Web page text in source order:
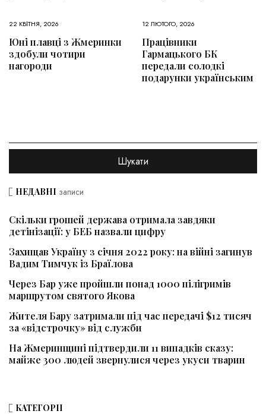
22 КВІТНЯ, 2026
Юні плавці з Жмеринки
здобули чотири
нагороди
12 ЛЮТОГО, 2026
Працівники
Гармацького БК
передали солодкі
подарунки українським
НЕДАВНІ записи
Скільки грошей держава отримала завдяки
детінізації: у БЕБ назвали цифру
Захищав Україну з січня 2022 року: на війні загинув
Вадим Тимчук із Браїлова
Через Бар уже пройшли понад 1000 пілігримів
маршрутом святого Якова
Жителя Бару затримали під час передачі $12 тисяч
за «відстрочку» від служби
На Жмеринщині підтвердили 11 випадків сказу:
майже 300 людей звернулися через укуси тварин
КАТЕГОРІЇ